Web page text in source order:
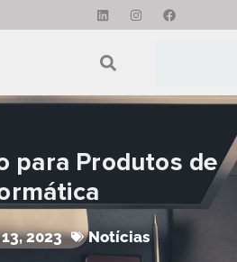
para Produtos de
2023 Notícias